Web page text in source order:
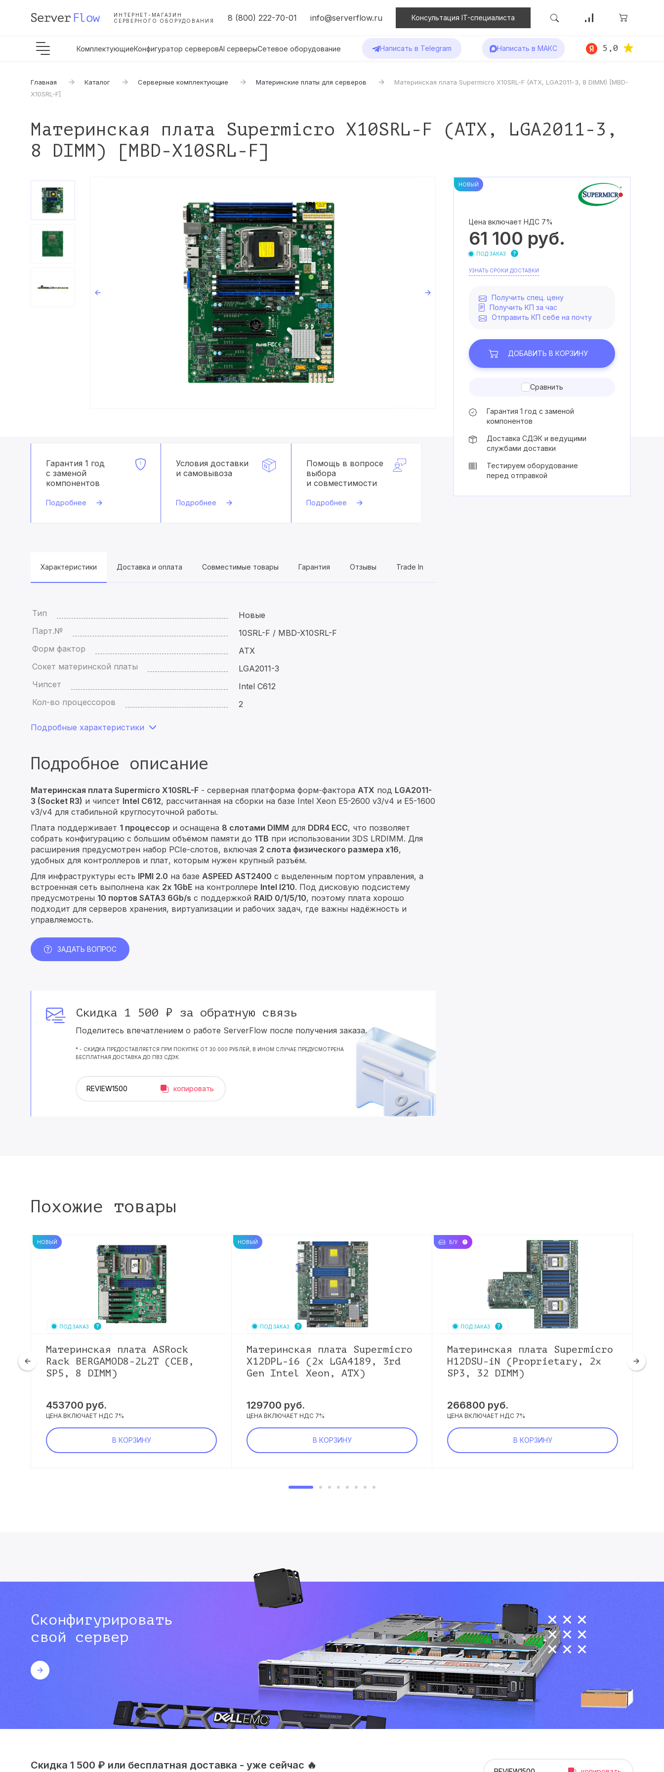
ИНТЕРНЕТ-МАГАЗИН
СЕРВЕРНОГО ОБОРУДОВАНИЯ
8 (800) 222-70-01 info@serverflow.ru Консультация IT-специалиста
КомплектующиеКонфигуратор серверовAI серверыСетевое оборудование Написать в Telegram Написать в МАКС 5,0
Главная Каталог Серверные комплектующие Материнские платы для серверов
Материнская плата Supermicro X10SRL-F (ATX, LGA2011-3, 8 DIMM) [MBD-
X10SRL-F]
Материнская плата Supermicro X10SRL-F (ATX, LGA2011-3,
8 DIMM) [MBD-X10SRL-F]
Гарантия 1 год
с заменой
компонентов
Подробнее
Условия доставки
и самовывоза
Подробнее
Помощь в вопросе
выбора
и совместимости
Подробнее
Характеристики Доставка и оплата Совместимые товары Гарантия Отзывы Trade In
Тип
Новые
Парт.№
10SRL-F / MBD-X10SRL-F
Форм фактор
ATX
Сокет материнской платы
LGA2011-3
Чипсет
Intel C612
Кол-во процессоров
2
Подробные характеристики
Подробное описание
Материнская плата Supermicro X10SRL-F - серверная платформа форм-фактора ATX под LGA2011-
3 (Socket R3) и чипсет Intel C612, рассчитанная на сборки на базе Intel Xeon E5-2600 v3/v4 и E5-1600
v3/v4 для стабильной круглосуточной работы.
Плата поддерживает 1 процессор и оснащена 8 слотами DIMM для DDR4 ECC, что позволяет
собрать конфигурацию с большим объёмом памяти до 1TB при использовании 3DS LRDIMM. Для
расширения предусмотрен набор PCIe-слотов, включая 2 слота физического размера x16,
удобных для контроллеров и плат, которым нужен крупный разъём.
Для инфраструктуры есть IPMI 2.0 на базе ASPEED AST2400 с выделенным портом управления, а
встроенная сеть выполнена как 2x 1GbE на контроллере Intel I210. Под дисковую подсистему
предусмотрены 10 портов SATA3 6Gb/s с поддержкой RAID 0/1/5/10, поэтому плата хорошо
подходит для серверов хранения, виртуализации и рабочих задач, где важны надёжность и
управляемость.
ЗАДАТЬ ВОПРОС
Скидка 1 500 ₽ за обратную связь
Поделитесь впечатлением о работе ServerFlow после получения заказа.
* - СКИДКА ПРЕДОСТАВЛЯЕТСЯ ПРИ ПОКУПКЕ ОТ 30 000 РУБЛЕЙ, В ИНОМ СЛУЧАЕ ПРЕДУСМОТРЕНА
БЕСПЛАТНАЯ ДОСТАВКА ДО ПВЗ СДЭК.
копировать
НОВЫЙ
Цена включает НДС 7%
61 100 руб.
ПОД ЗАКАЗ
УЗНАТЬ СРОКИ ДОСТАВКИ
Получить спец. цену
Получить КП за час
Отправить КП себе на почту
ДОБАВИТЬ В КОРЗИНУ
Сравнить
Гарантия 1 год с заменой
компонентов
Доставка СДЭК и ведущими
службами доставки
Тестируем оборудование
перед отправкой
Похожие товары
НОВЫЙ
ПОД ЗАКАЗ
Материнская плата ASRock
Rack BERGAMOD8-2L2T (CEB,
SP5, 8 DIMM)
453700 руб.
ЦЕНА ВКЛЮЧАЕТ НДС 7%
В КОРЗИНУ
НОВЫЙ
ПОД ЗАКАЗ
Материнская плата Supermicro
X12DPL-i6 (2x LGA4189, 3rd
Gen Intel Xeon, ATX)
129700 руб.
ЦЕНА ВКЛЮЧАЕТ НДС 7%
В КОРЗИНУ
Б/У
ПОД ЗАКАЗ
Материнская плата Supermicro
H12DSU-iN (Proprietary, 2x
SP3, 32 DIMM)
266800 руб.
ЦЕНА ВКЛЮЧАЕТ НДС 7%
В КОРЗИНУ
Сконфигурировать
свой сервер
Скидка 1 500 ₽ или бесплатная доставка - уже сейчас 🔥